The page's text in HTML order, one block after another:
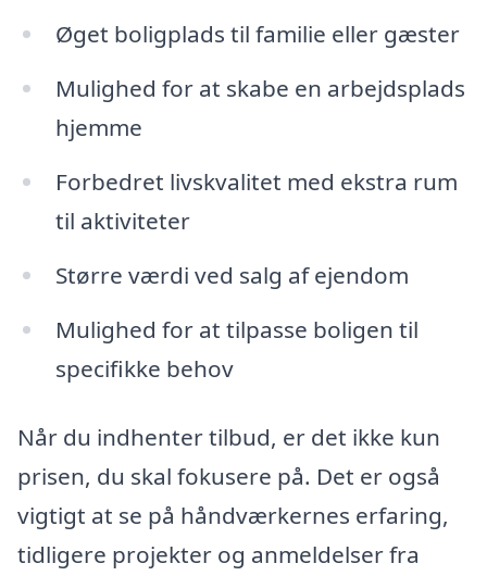
Øget boligplads til familie eller gæster
Mulighed for at skabe en arbejdsplads
hjemme
Forbedret livskvalitet med ekstra rum
til aktiviteter
Større værdi ved salg af ejendom
Mulighed for at tilpasse boligen til
specifikke behov
Når du indhenter tilbud, er det ikke kun
prisen, du skal fokusere på. Det er også
vigtigt at se på håndværkernes erfaring,
tidligere projekter og anmeldelser fra